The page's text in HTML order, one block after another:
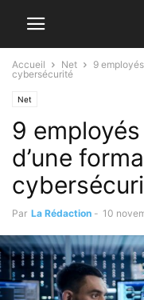
Accueil Net
9
cybersécurité
Net
9
d’une
Par La Rédaction - 10